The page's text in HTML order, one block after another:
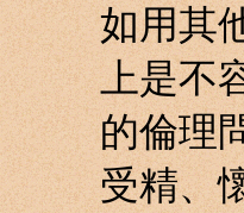
如用其
上是不
的倫理
受精、